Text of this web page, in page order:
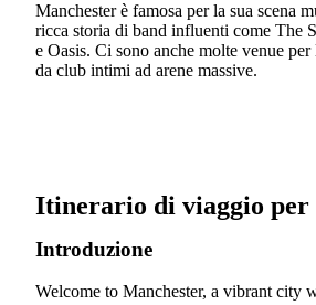
Manchester è famosa per la sua scena
ricca storia di band influenti come The
e Oasis. Ci sono anche molte venue
da club intimi ad arene massive.
Itinerario di viaggio per
Introduzione
Welcome to Manchester, a vibrant city